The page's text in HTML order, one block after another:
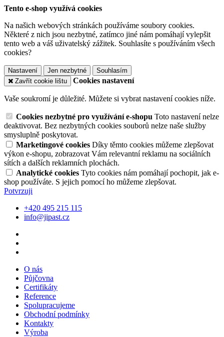
Tento e-shop využívá cookies
Na našich webových stránkách používáme soubory cookies.
Některé z nich jsou nezbytné, zatímco jiné nám pomáhají vylepšit
tento web a váš uživatelský zážitek. Souhlasíte s používáním všech
cookies?
Nastavení Jen nezbytné
Souhlasím
Zavřít cookie lištu
Cookies nastavení
Vaše soukromí je důležité. Můžete si vybrat nastavení cookies níže.
Cookies nezbytné pro využívání e-shopu Toto nastavení nelze
deaktivovat. Bez nezbytných cookies souborů nelze naše služby
smysluplně poskytovat.
Marketingové cookies Díky těmto cookies můžeme zlepšovat
výkon e-shopu, zobrazovat Vám relevantní reklamu na sociálních
sítích a dalších reklamních plochách.
Analytické cookies Tyto cookies nám pomáhají pochopit, jak e-
shop používáte. S jejich pomocí ho můžeme zlepšovat.
Potvrzuji
+420 495 215 115
info@jipast.cz
O nás
Půjčovna
Certifikáty
Reference
Spolupracujeme
Obchodní podmínky
Kontakty
Výroba